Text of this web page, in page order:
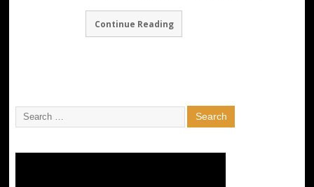
Continue Reading